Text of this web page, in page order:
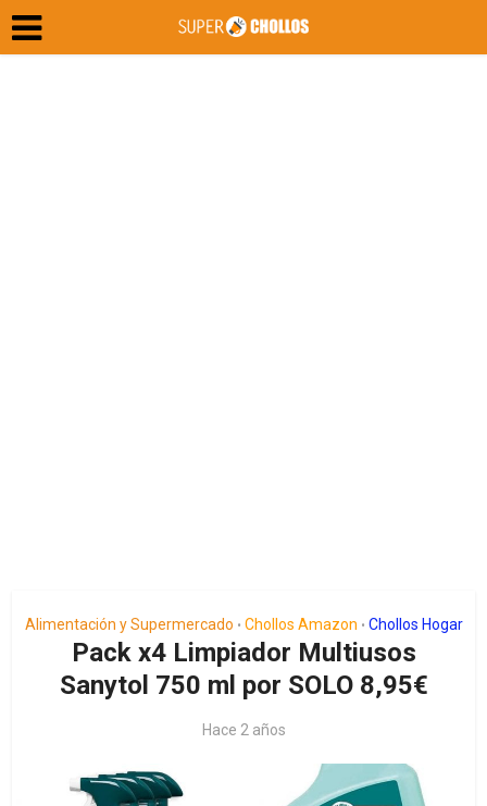
Alimentación y Supermercado • Chollos Amazon • Chollos Hogar
Pack x4 Limpiador Multiusos
Sanytol 750 ml por SOLO 8,95€
Hace 2 años